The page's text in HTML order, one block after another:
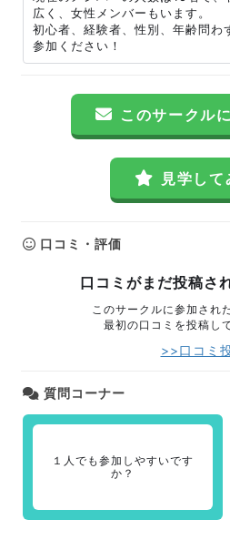
広く、女性メンバーもいます。
初心者、経験者、性別、年齢問わ
参加ください！
このサークル
見学して
口コミ・評価
口コミがまだ投稿さ
このサークルに参加され
最初の口コミを投稿し
>>口コミ
質問コーナー
１人でも参加しやすいです
か？